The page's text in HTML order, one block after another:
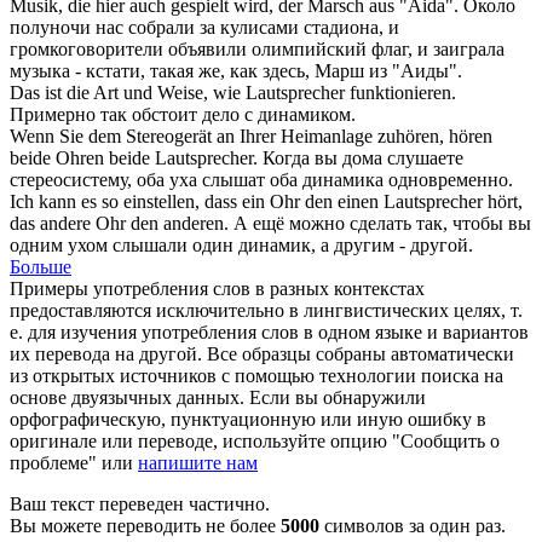
Musik, die hier auch gespielt wird, der Marsch aus "Aida". Около
полуночи нас собрали за кулисами стадиона, и
громкоговорители объявили олимпийский флаг, и заиграла
музыка - кстати, такая же, как здесь, Марш из "Аиды".
Das ist die Art und Weise, wie Lautsprecherfunktionieren.
Примерно так обстоит дело с динамиком.
Wenn Sie dem Stereogerät an Ihrer Heimanlage zuhören, hören
beide Ohren beide Lautsprecher. Когда вы дома слушаете
стереосистему, оба уха слышат оба динамика одновременно.
Ich kann es so einstellen, dass ein Ohr den einen Lautsprecherhört,
das andere Ohr den anderen. А ещё можно сделать так, чтобы вы
одним ухом слышали один динамик, а другим - другой.
Больше
Примеры употребления слов в разных контекстах
предоставляются исключительно в лингвистических целях, т.
е. для изучения употребления слов в одном языке и вариантов
их перевода на другой. Все образцы собраны автоматически
из открытых источников с помощью технологии поиска на
основе двуязычных данных. Если вы обнаружили
орфографическую, пунктуационную или иную ошибку в
оригинале или переводе, используйте опцию "Сообщить о
проблеме" или напишите нам
Ваш текст переведен частично.
Вы можете переводить не более 5000 символов за один раз.